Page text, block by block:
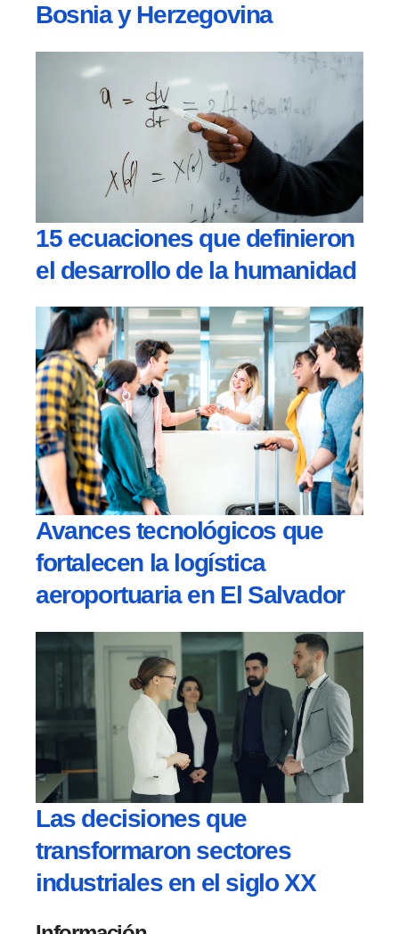
Bosnia y Herzegovina
15 ecuaciones que definieron
el desarrollo de la humanidad
Avances tecnológicos que
fortalecen la logística
aeroportuaria en El Salvador
Las decisiones que
transformaron sectores
industriales en el siglo XX